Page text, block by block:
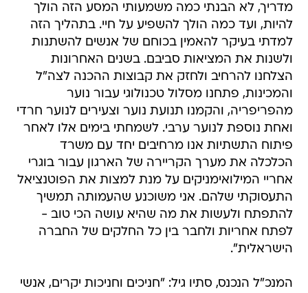
מדריך, לא הבנתי כמה משמעותי המסע הזה הולך
להיות, ועד כמה הולך להשפיע על חיי. בתהליך הזה
למדתי בעיקר להאמין בכוחם של אנשים להשתנות
ולשנות את המציאות סביבם. בשנים האחרונות
הצלחנו להרחיב ולחזק את קבוצות ההכנה לצה"ל
והמכינות, פתחנו מסלול טכנולוגי עבור נוער
מהפריפריה, והקמנו תנועת נוער וצעירים לנוער חרדי
ואחת נוספת לנוער ערבי. לשמחתי בימים אלו לאחר
פיתוח התשתיות אנו מרחיבים יחד עם משרד
הכלכלה את מערך הקריירה של הארגון עבור בוגרי
אחריי המילואימניקים על מנת למצות את הפוטנציאל
התעסוקתי שלהם. אני משוכנע שהעמותה תמשיך
להתפתח ולעשות את מה שהיא עושה הכי טוב -
לפתח אחריות ולחבר בין כל החלקים של החברה
הישראלית".
המנכ"ל הנכנס, סתיו גיל: "חניכים וחניכות יקרים, אנשי